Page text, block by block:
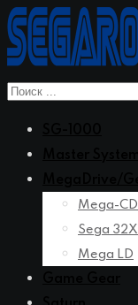
Перейти
к
контенту
Mega-CD
Sega 32X
Mega LD